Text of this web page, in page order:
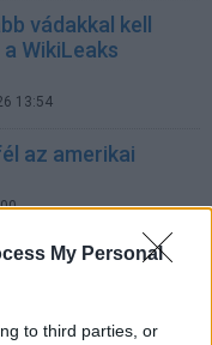
My Personal
to third parties, or
vádakkal kell
WikiLeaks
13:54
az amerikai
az